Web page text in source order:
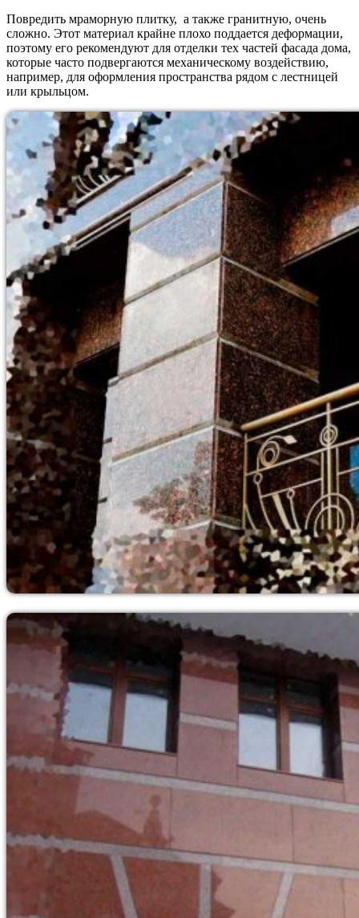
Повредить мраморную плитку, а также гранитную, очень
сложно. Этот материал крайне плохо поддается деформации,
поэтому его рекомендуют для отделки тех частей фасада дома,
которые часто подвергаются механическому воздействию,
например, для оформления пространства рядом с лестницей
или крыльцом.